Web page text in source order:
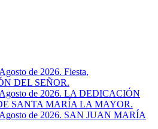
de 2026. Fiesta,
DEL SEÑOR.
Agosto de 2026. LA DEDICACIÓN
SANTA MARÍA LA MAYOR.
Agosto de 2026. SAN JUAN MARÍA